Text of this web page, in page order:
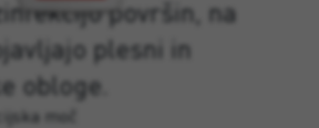
površin, na
plesni in
obloge.
moč